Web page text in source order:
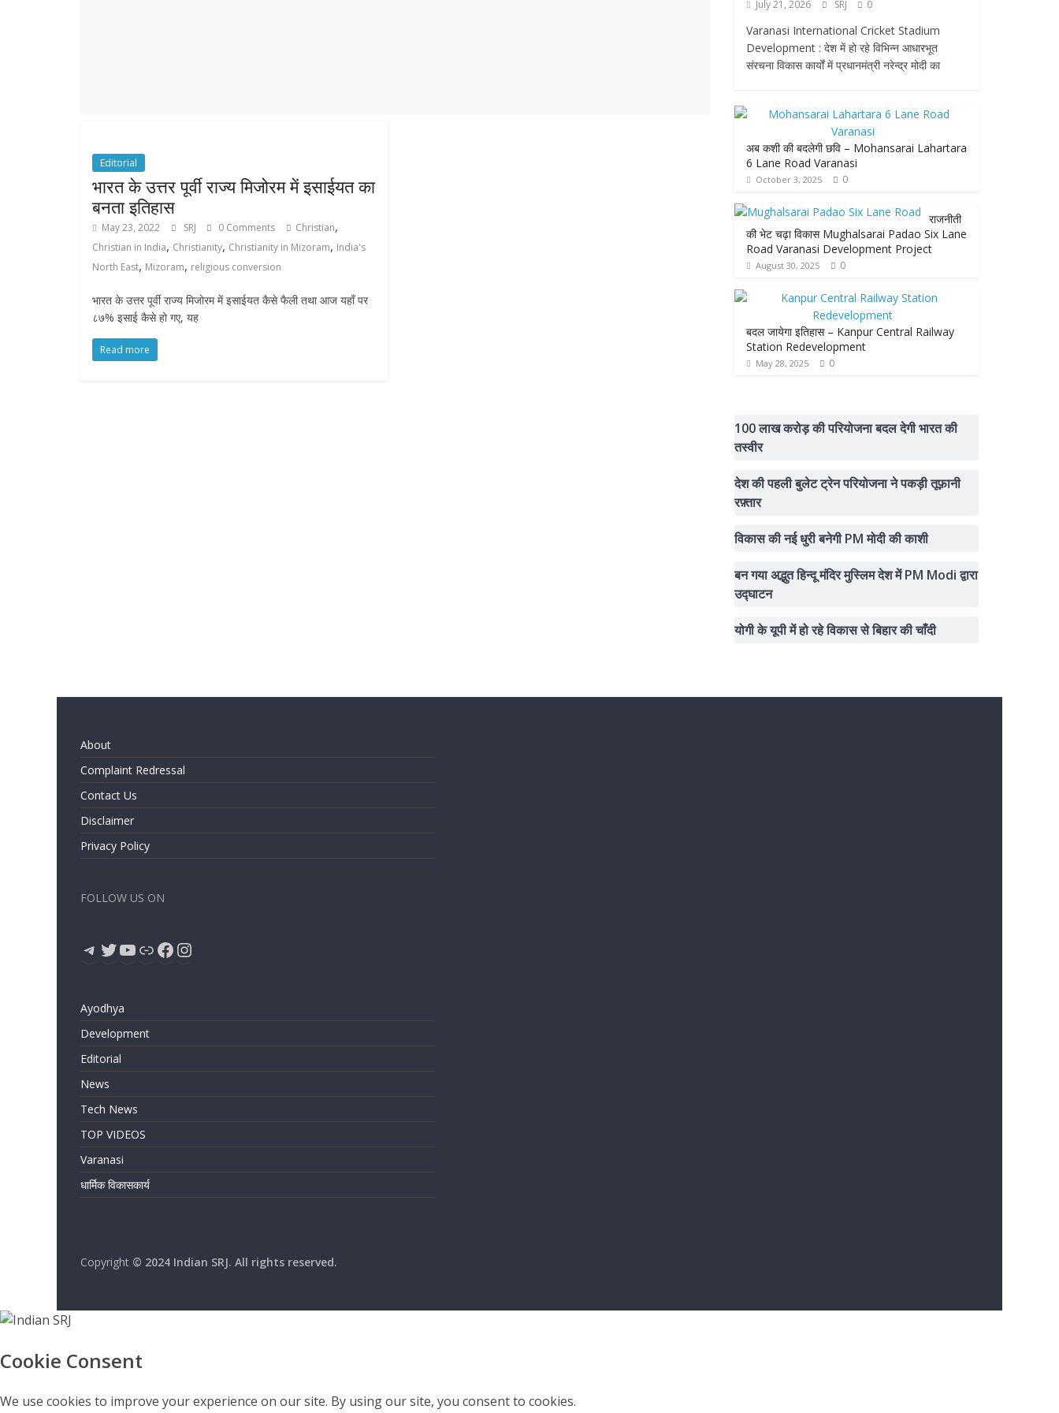
Editorial
भारत के उत्तर पूर्वी राज्य मिजोरम में इसाईयत का
बनता इतिहास
May 23, 2022 SRJ 0 Comments Christian,
Christian in India, Christianity, Christianity in Mizoram, India's
North East, Mizoram, religious conversion
भारत के उत्तर पूर्वी राज्य मिजोरम में इसाईयत कैसे फैली तथा आज यहाँ पर
८७% इसाई कैसे हो गए, यह
Read more
July 21, 2026 SRJ 0
Varanasi International Cricket Stadium
Development : देश में हो रहे विभिन्न आधारभूत
संरचना विकास कार्यों में प्रधानमंत्री नरेन्द्र मोदी का
अब कशी की बदलेगी छवि – Mohansarai Lahartara
6 Lane Road Varanasi
October 3, 2025 0
राजनीती
की भेट चढ़ा विकास Mughalsarai Padao Six Lane
Road Varanasi Development Project
August 30, 2025 0
बदल जायेगा इतिहास – Kanpur Central Railway
Station Redevelopment
May 28, 2025 0
100 लाख करोड़ की परियोजना बदल देगी भारत की
तस्वीर
देश की पहली बुलेट ट्रेन परियोजना ने पकड़ी तूफ़ानी
रफ़्तार
विकास की नई धुरी बनेगी PM मोदी की काशी
बन गया अद्भुत हिन्दू मंदिर मुस्लिम देश में PM Modi द्वारा
उद्घाटन
योगी के यूपी में हो रहे विकास से बिहार की चाँदी
About
Complaint Redressal
Contact Us
Disclaimer
Privacy Policy
FOLLOW US ON
Telegram
Twitter
YouTube
LinkFacebook
Instagram
Ayodhya
Development
Editorial
News
Tech News
TOP VIDEOS
Varanasi
धार्मिक विकासकार्य
Copyright © 2024 Indian SRJ. All rights reserved.